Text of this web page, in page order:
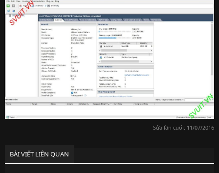
Sửa lần cuối: 11/07/2016
BÀI VIẾT LIÊN QUAN